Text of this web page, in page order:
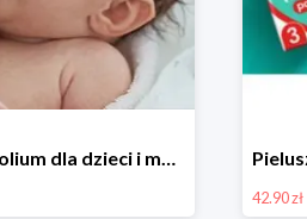
Zestawy Emolium dla dzieci i mam na Allegro od 35,99 zł
42.90 zł